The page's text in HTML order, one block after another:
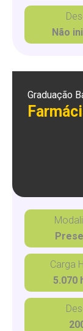
Não
Graduação
Carga
5.070